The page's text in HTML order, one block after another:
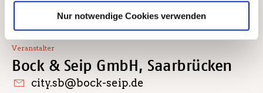
Nur notwendige Cookies verwenden
Veranstalter
Bock & Seip GmbH, Saarbrücken
city.sb@bock-seip.de